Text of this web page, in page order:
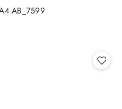
AB_7599